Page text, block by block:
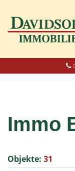
Immo
Objekte: 31